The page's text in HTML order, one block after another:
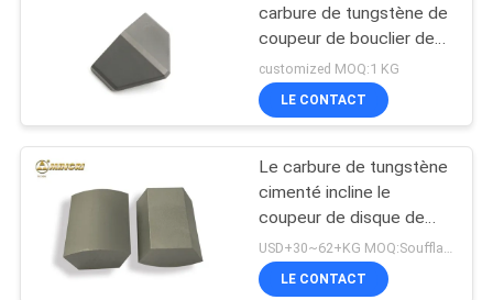
carbure de tungstène de
coupeur de bouclier de
Tbm pour l'aléseuse de
tunnel
customized MOQ:1 KG
LE CONTACT
Le carbure de tungstène
cimenté incline le
coupeur de disque de
TBM
LE CONTACT